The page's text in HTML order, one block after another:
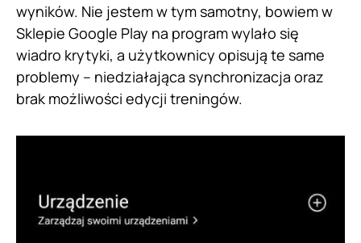
wyników. Nie jestem w tym samotny, bowiem w
Sklepie Google Play na program wylało się
wiadro krytyki, a użytkownicy opisują te same
problemy – niedziałająca synchronizacja oraz
brak możliwości edycji treningów.